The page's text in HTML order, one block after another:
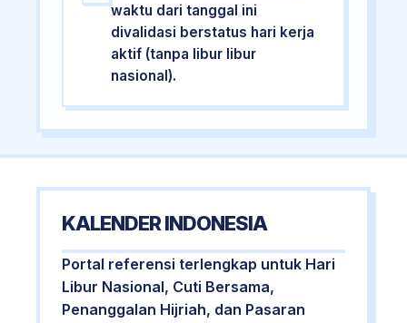
waktu dari tanggal ini
divalidasi berstatus hari kerja
aktif (tanpa libur libur
nasional).
KALENDER INDONESIA
Portal referensi terlengkap untuk Hari
Libur Nasional, Cuti Bersama,
Penanggalan Hijriah, dan Pasaran